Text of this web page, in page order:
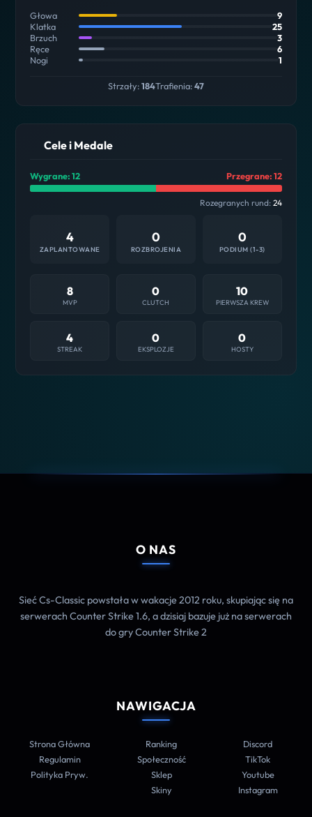
Głowa
9
Klatka
25
Brzuch
3
Ręce
6
Nogi
1
Strzały:184Trafienia:47
Cele i Medale
Wygrane: 12 Przegrane: 12
Rozegranych rund: 24
4
ZAPLANTOWANE
0
ROZBROJENIA
0
PODIUM (1-3)
8
MVP
0
CLUTCH
10
PIERWSZA KREW
4
STREAK
0
EKSPLOZJE
0
HOSTY
O NAS
Sieć Cs-Classic powstała w wakacje 2012 roku, skupiając się na
serwerach Counter Strike 1.6, a dzisiaj bazuje już na serwerach
do gry Counter Strike 2
NAWIGACJA
Strona Główna
Regulamin
Polityka Pryw.
Ranking
Społeczność
Sklep
Skiny
Discord
TikTok
Youtube
Instagram